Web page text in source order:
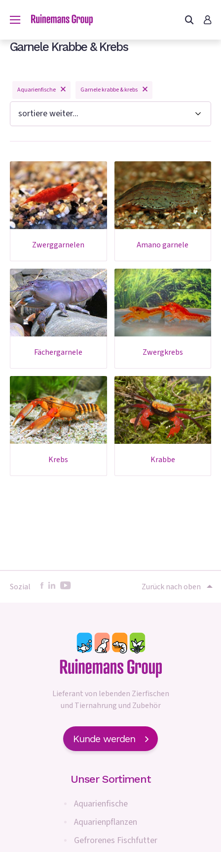
Garnele Krabbe & Krebs
Aquarienfische Garnele krabbe & krebs
zwerggarnelen amano garnele
fächergarnele zwergkrebs
krebs krabbe
Sozial Zurück nach oben
Lieferant von lebenden Zierfischen
und Tiernahrung und Zubehör
Kunde werden
Unser Sortiment
Aquarienfische
Aquarienpflanzen
Gefrorenes Fischfutter